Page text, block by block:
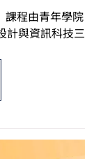
課程由青年學
計與資訊科技
修讀期為一年
認可。